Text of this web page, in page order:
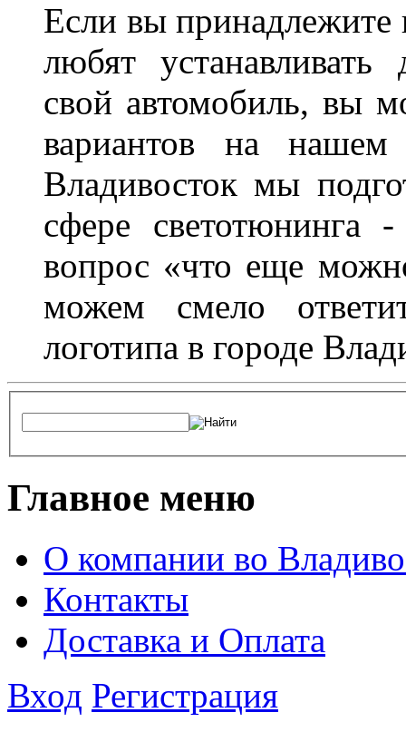
Если вы принадлежите
любят устанавливать
свой автомобиль, вы
вариантов на
Владивосток мы
сфере светотюнинга
вопрос «что еще
можем смело
логотипа в городе
Главное меню
О компании во
Контакты
Доставка и Оплата
Вход Регистрация